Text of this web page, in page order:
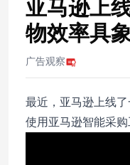
亚马逊上
物效率具
广告观察
最近，亚马逊上线
使用亚马逊智能采购